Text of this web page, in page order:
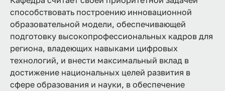
способствовать построению инновационной
образовательной модели, обеспечивающей
подготовку высокопрофессиональных кадров для
региона, владеющих навыками цифровых
технологий, и внести максимальный вклад в
достижение национальных целей развития в
сфере образования и науки, в обеспечение